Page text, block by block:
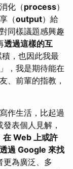
化（process）
（output）給
同樣議題感興趣
透過這樣的互
，也因此我最
，我是期待能在
、前輩的指教，
作生活，比起過
表個人見解，
在 Web 上或許
過 Google 來找
更為廣泛、多